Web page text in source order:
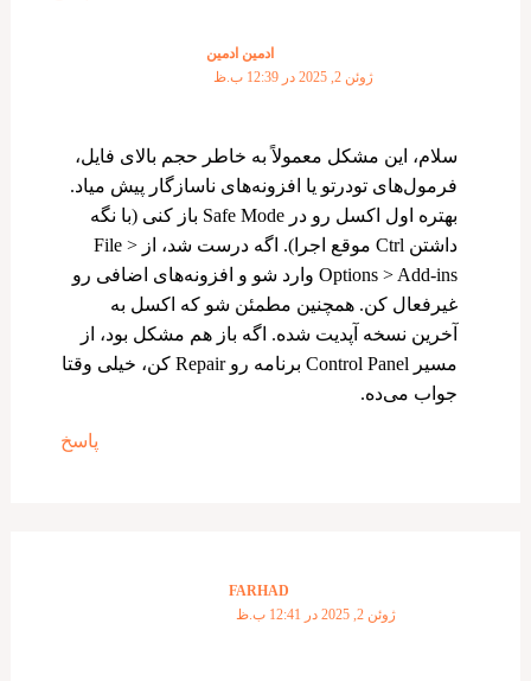
ادمین ادمین
ژوئن 2, 2025 در 12:39 ب.ظ
سلام، این مشکل معمولاً به خاطر حجم بالای فایل،
فرمول‌های تودرتو یا افزونه‌های ناسازگار پیش میاد.
بهتره اول اکسل رو در Safe Mode باز کنی (با نگه
داشتن Ctrl موقع اجرا). اگه درست شد، از File >
Options > Add-ins وارد شو و افزونه‌های اضافی رو
غیرفعال کن. همچنین مطمئن شو که اکسل به
آخرین نسخه آپدیت شده. اگه باز هم مشکل بود، از
مسیر Control Panel برنامه رو Repair کن، خیلی وقتا
جواب می‌ده.
پاسخ
FARHAD
ژوئن 2, 2025 در 12:41 ب.ظ